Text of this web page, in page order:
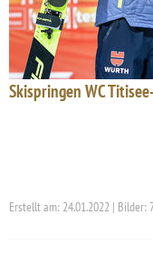
Skispringen WC
Erstellt am: 24.01.2022 | Bilder: